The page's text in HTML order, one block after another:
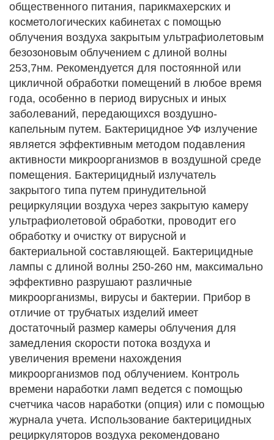
общественного питания, парикмахерских и
косметологических кабинетах с помощью
облучения воздуха закрытым ультрафиолетовым
безозоновым облучением с длиной волны
253,7нм. Рекомендуется для постоянной или
цикличной обработки помещений в любое время
года, особенно в период вирусных и иных
заболеваний, передающихся воздушно-
капельным путем. Бактерицидное УФ излучение
является эффективным методом подавления
активности микроорганизмов в воздушной среде
помещения. Бактерицидный излучатель
закрытого типа путем принудительной
рециркуляции воздуха через закрытую камеру
ультрафиолетовой обработки, проводит его
обработку и очистку от вирусной и
бактериальной составляющей. Бактерицидные
лампы с длиной волны 250-260 нм, максимально
эффективно разрушают различные
микроорганизмы, вирусы и бактерии. Прибор в
отличие от трубчатых изделий имеет
достаточный размер камеры облучения для
замедления скорости потока воздуха и
увеличения времени нахождения
микроорганизмов под облучением. Контроль
времени наработки ламп ведется с помощью
счетчика часов наработки (опция) или с помощью
журнала учета. Использование бактерицидных
рециркуляторов воздуха рекомендовано